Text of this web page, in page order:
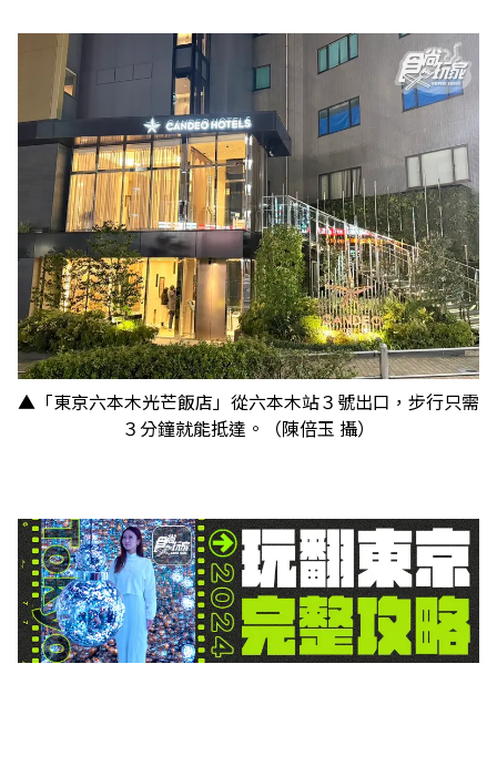
▲「東京六本木光芒飯店」從六本木站３號出口，步行只需
３分鐘就能抵達。（陳倍玉 攝）